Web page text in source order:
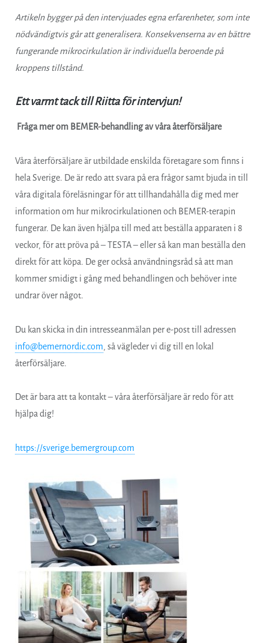
Artikeln bygger på den intervjuades egna erfarenheter, som inte
nödvändigtvis går att generalisera. Konsekvenserna av en bättre
fungerande mikrocirkulation är individuella beroende på
kroppens tillstånd.
Ett varmt tack till Riitta för intervjun!
Fråga mer om BEMER-behandling av våra återförsäljare
Våra återförsäljare är utbildade enskilda företagare som finns i
hela Sverige. De är redo att svara på era frågor samt bjuda in till
våra digitala föreläsningar för att tillhandahålla dig med mer
information om hur mikrocirkulationen och BEMER-terapin
fungerar. De kan även hjälpa till med att beställa apparaten i 8
veckor, för att pröva på – TESTA – eller så kan man beställa den
direkt för att köpa. De ger också användningsråd så att man
kommer smidigt i gång med behandlingen och behöver inte
undrar över något.
Du kan skicka in din intresseanmälan per e-post till adressen
info@bemernordic.com, så vägleder vi dig till en lokal
återförsäljare.
Det är bara att ta kontakt – våra återförsäljare är redo för att
hjälpa dig!
https://sverige.bemergroup.com